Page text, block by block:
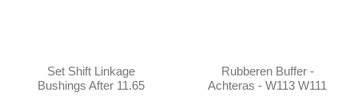
Set Shift Linkage
Bushings After 11.65
Rubberen Buffer -
Achteras - W113 W111